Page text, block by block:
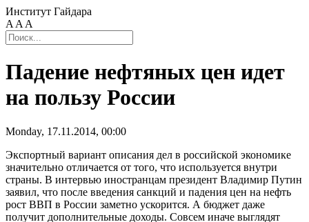
Институт Гайдара
A A A
Падение нефтяных цен идет
на пользу России
Monday, 17.11.2014, 00:00
Экспортный вариант описания дел в российской экономике
значительно отличается от того, что используется внутри
страны. В интервью иностранцам президент Владимир Путин
заявил, что после введения санкций и падения цен на нефть
рост ВВП в России заметно ускорится. А бюджет даже
получит дополнительные доходы. Совсем иначе выглядят